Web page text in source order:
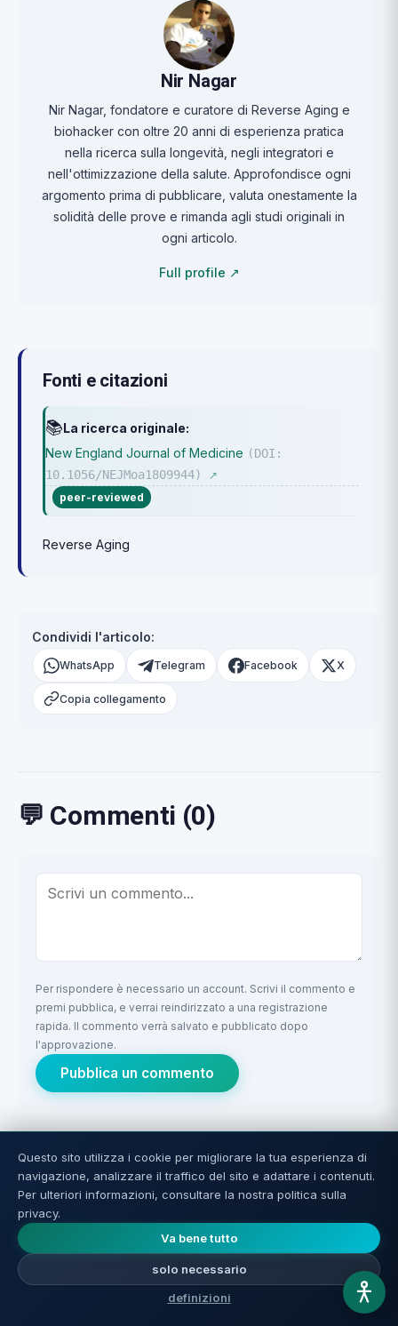
Nir Nagar
Nir Nagar, fondatore e curatore di Reverse Aging e
biohacker con oltre 20 anni di esperienza pratica
nella ricerca sulla longevità, negli integratori e
nell'ottimizzazione della salute. Approfondisce ogni
argomento prima di pubblicare, valuta onestamente la
solidità delle prove e rimanda agli studi originali in
ogni articolo.
Full profile ↗
Fonti e citazioni
📚La ricerca originale:
New England Journal of Medicine (DOI:
10.1056/NEJMoa1809944)
↗
peer-reviewed
Reverse Aging
Condividi l'articolo:
WhatsApp Telegram Facebook X
Copia collegamento
💬 Commenti (0)
Per rispondere è necessario un account. Scrivi il commento e
premi pubblica, e verrai reindirizzato a una registrazione
rapida. Il commento verrà salvato e pubblicato dopo
l'approvazione.
Pubblica un commento
Sii il primo a commentare l'articolo.
Questo sito utilizza i cookie per migliorare la tua esperienza di
navigazione, analizzare il traffico del sito e adattare i contenuti.
Per ulteriori informazioni, consultare la nostra politica sulla
privacy.
Va bene tutto
solo necessario
definizioni